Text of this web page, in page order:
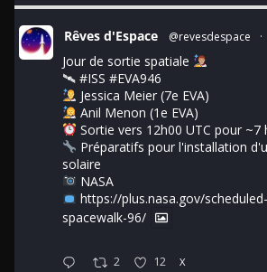
Rêves d'Espace @revesdespace ·
Jour de sortie spatiale
🛰 #ISS #EVA946
Jessica Meier (7e EVA)
Anil Menon (1e EVA)
Sortie vers 12h00 UTC pour ~7
Préparatifs pour l'installation
solaire
NASA
https://plus.nasa.gov/
spacewalk-96/
2 12 X